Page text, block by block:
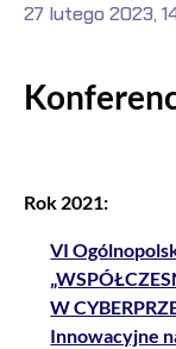
27 lutego 2023,
Rok 2021:
VI
W
Innowacyjne